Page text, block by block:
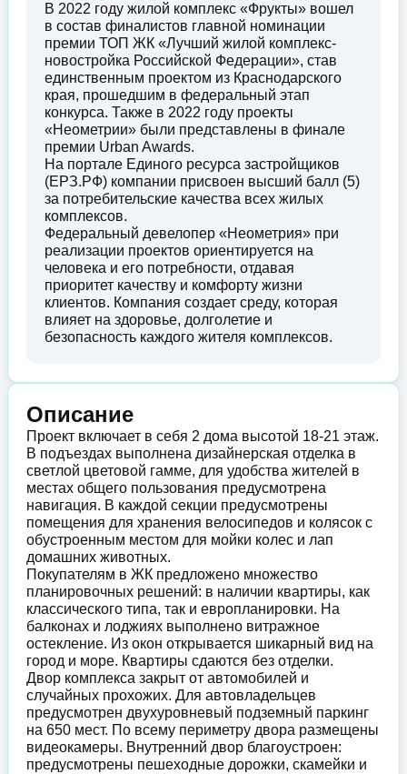
В 2022 году жилой комплекс «Фрукты» вошел
в состав финалистов главной номинации
премии ТОП ЖК «Лучший жилой комплекс-
новостройка Российской Федерации», став
единственным проектом из Краснодарского
края, прошедшим в федеральный этап
конкурса. Также в 2022 году проекты
«Неометрии» были представлены в финале
премии Urban Awards.
На портале Единого ресурса застройщиков
(ЕРЗ.РФ) компании присвоен высший балл (5)
за потребительские качества всех жилых
комплексов.
Федеральный девелопер «Неометрия» при
реализации проектов ориентируется на
человека и его потребности, отдавая
приоритет качеству и комфорту жизни
клиентов. Компания создает среду, которая
влияет на здоровье, долголетие и
безопасность каждого жителя комплексов.
Описание
Проект включает в себя 2 дома высотой 18-21 этаж.
В подъездах выполнена дизайнерская отделка в
светлой цветовой гамме, для удобства жителей в
местах общего пользования предусмотрена
навигация. В каждой секции предусмотрены
помещения для хранения велосипедов и колясок с
обустроенным местом для мойки колес и лап
домашних животных.
Покупателям в ЖК предложено множество
планировочных решений: в наличии квартиры, как
классического типа, так и европланировки. На
балконах и лоджиях выполнено витражное
остекление. Из окон открывается шикарный вид на
город и море. Квартиры сдаются без отделки.
Двор комплекса закрыт от автомобилей и
случайных прохожих. Для автовладельцев
предусмотрен двухуровневый подземный паркинг
на 650 мест. По всему периметру двора размещены
видеокамеры. Внутренний двор благоустроен:
предусмотрены пешеходные дорожки, скамейки и